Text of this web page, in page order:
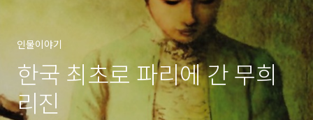
인물이야기
한국 최초로 파리에 간 무희
리진